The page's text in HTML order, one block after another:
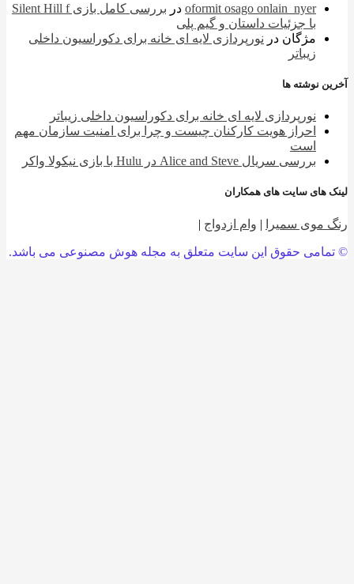
oformit osago onlain_nyerدر
بررسی کامل بازی Silent Hill f
با جزئیات داستان و گیم پلی
مژگاندرنورپردازی لایه ای خانه برای دکوراسیون داخلی
زیباتر
نوشته ها
نورپردازی لایه ای خانه برای دکوراسیون داخلی زیباتر
احراز هویت کارکنان چیست و چرا برای امنیت سازمان مهم
بررسی سریال Alice and Steve در Hulu با بازی نیکولا واکر
های سایت های همکاران
موی سمیرا|وام ازدواج |
حقوق این سایت متعلق به مجله هوش مصنوعی می باشد.